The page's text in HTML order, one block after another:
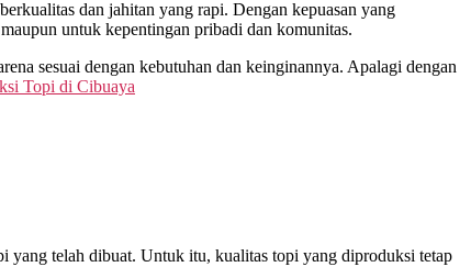
dan jahitan yang rapi. Dengan kepuasan yang
untuk kepentingan pribadi dan komunitas.
sesuai dengan kebutuhan dan keinginannya. Apalagi dengan
Topi di Cibuaya
yang telah dibuat. Untuk itu, kualitas topi yang diproduksi tetap